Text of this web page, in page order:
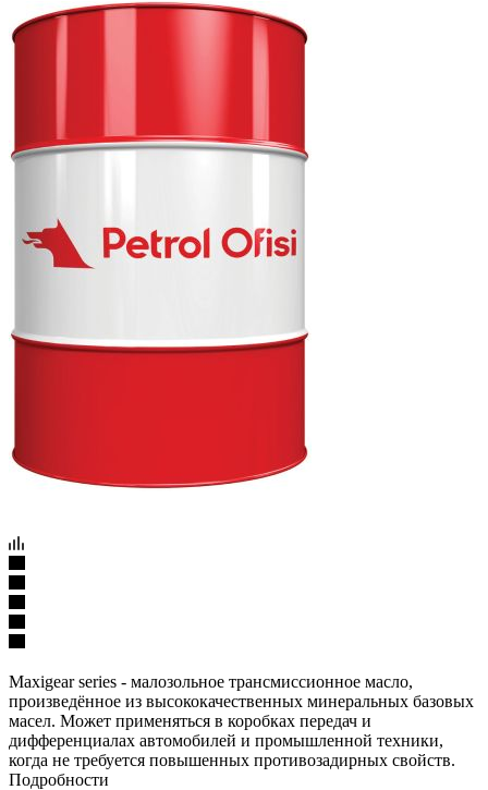
Maxigear series - малозольное трансмиссионное масло,
произведённое из высококачественных минеральных базовых
масел. Может применяться в коробках передач и
дифференциалах автомобилей и промышленной техники,
когда не требуется повышенных противозадирных свойств.
Подробности